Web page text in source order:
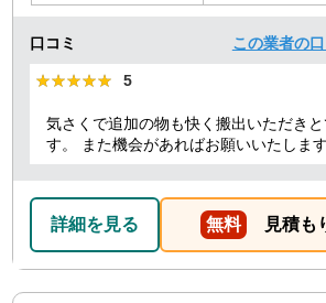
口コミ この業者の
★★★★★
★★★★★ 5
気さくで追加の物も快く搬出いただき
す。 また機会があればお願いいたします
詳細を見る 無料 見積も